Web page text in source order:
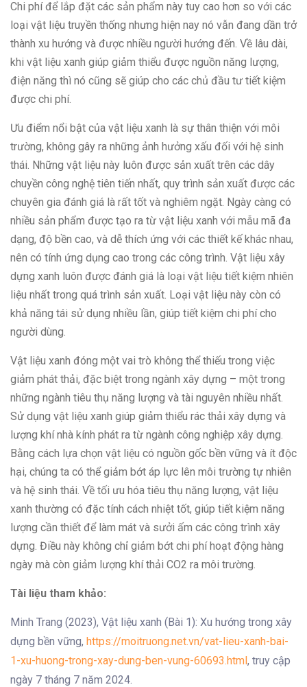
Chi phí để lắp đặt các sản phẩm này tuy cao hơn so với các
loại vật liệu truyền thống nhưng hiện nay nó vẫn đang dần trở
thành xu hướng và được nhiều người hướng đến. Về lâu dài,
khi vật liệu xanh giúp giảm thiểu được nguồn năng lượng,
điện năng thì nó cũng sẽ giúp cho các chủ đầu tư tiết kiệm
được chi phí.
Ưu điểm nổi bật của vật liệu xanh là sự thân thiện với môi
trường, không gây ra những ảnh hưởng xấu đối với hệ sinh
thái. Những vật liệu này luôn được sản xuất trên các dây
chuyền công nghệ tiên tiến nhất, quy trình sản xuất được các
chuyên gia đánh giá là rất tốt và nghiêm ngặt. Ngày càng có
nhiều sản phẩm được tạo ra từ vật liệu xanh với mẫu mã đa
dạng, độ bền cao, và dễ thích ứng với các thiết kế khác nhau,
nên có tính ứng dụng cao trong các công trình. Vật liệu xây
dựng xanh luôn được đánh giá là loại vật liệu tiết kiệm nhiên
liệu nhất trong quá trình sản xuất. Loại vật liệu này còn có
khả năng tái sử dụng nhiều lần, giúp tiết kiệm chi phí cho
người dùng.
Vật liệu xanh đóng một vai trò không thể thiếu trong việc
giảm phát thải, đặc biệt trong ngành xây dựng – một trong
những ngành tiêu thụ năng lượng và tài nguyên nhiều nhất.
Sử dụng vật liệu xanh giúp giảm thiểu rác thải xây dựng và
lượng khí nhà kính phát ra từ ngành công nghiệp xây dựng.
Bằng cách lựa chọn vật liệu có nguồn gốc bền vững và ít độc
hại, chúng ta có thể giảm bớt áp lực lên môi trường tự nhiên
và hệ sinh thái. Về tối ưu hóa tiêu thụ năng lượng, vật liệu
xanh thường có đặc tính cách nhiệt tốt, giúp tiết kiệm năng
lượng cần thiết để làm mát và sưởi ấm các công trình xây
dựng. Điều này không chỉ giảm bớt chi phí hoạt động hàng
ngày mà còn giảm lượng khí thải CO2 ra môi trường.
Tài liệu tham khảo:
Minh Trang (2023), Vật liệu xanh (Bài 1): Xu hướng trong xây
dựng bền vững, https://moitruong.net.vn/vat-lieu-xanh-bai-
1-xu-huong-trong-xay-dung-ben-vung-60693.html, truy cập
ngày 7 tháng 7 năm 2024.